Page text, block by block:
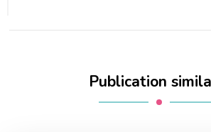
Publication